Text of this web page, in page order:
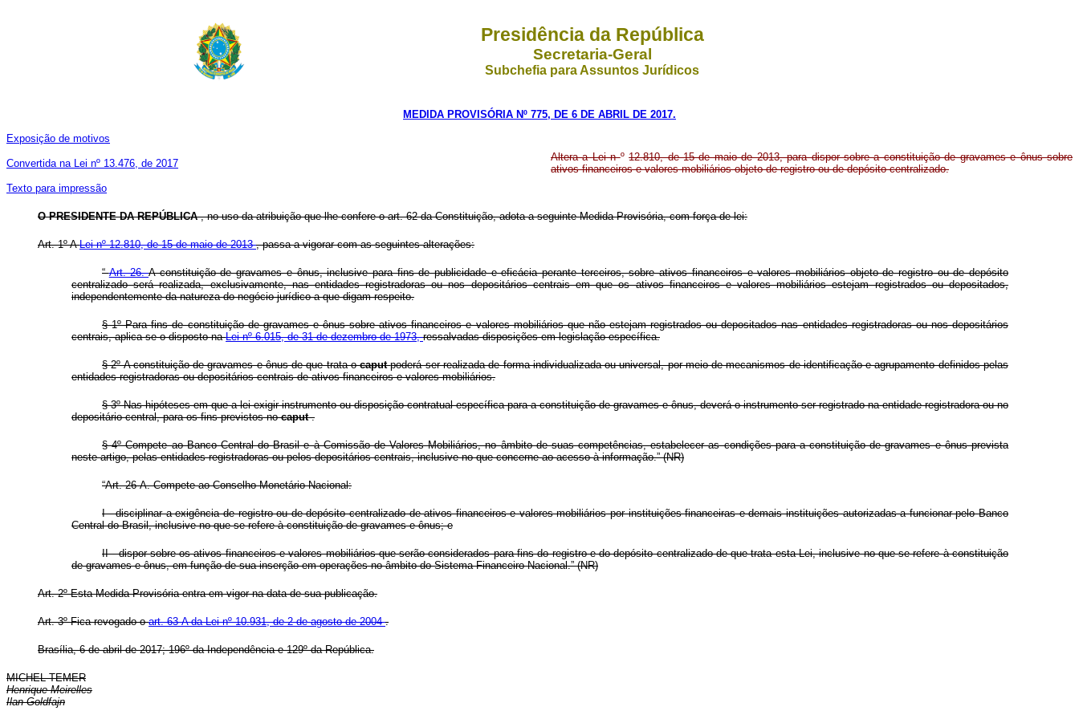
Presidência da República
Secretaria-Geral
Subchefia para Assuntos Jurídicos
MEDIDA PROVISÓRIA Nº 775, DE 6 DE ABRIL DE 2017.
Exposição de motivos
Convertida na Lei nº 13.476, de 2017
Texto para impressão
Altera a Lei nº12.810, de 15 de maio de 2013, para dispor sobre a constituição de gravames e ônus sobre
ativos financeiros e valores mobiliários objeto de registro ou de depósito centralizado.
O PRESIDENTE DA REPÚBLICA, no uso da atribuição que lhe confere o art. 62 da Constituição, adota a seguinte Medida Provisória, com força de lei:
Art. 1º ALei nº 12.810, de 15 de maio de 2013, passa a vigorar com as seguintes alterações:
“Art. 26.A constituição de gravames e ônus, inclusive para fins de publicidade e eficácia perante terceiros, sobre ativos financeiros e valores mobiliários objeto de registro ou de depósito
centralizado será realizada, exclusivamente, nas entidades registradoras ou nos depositários centrais em que os ativos financeiros e valores mobiliários estejam registrados ou depositados,
independentemente da natureza do negócio jurídico a que digam respeito.
§ 1º Para fins de constituição de gravames e ônus sobre ativos financeiros e valores mobiliários que não estejam registrados ou depositados nas entidades registradoras ou nos depositários
centrais, aplica-se o disposto naLei nº 6.015, de 31 de dezembro de 1973,ressalvadas disposições em legislação específica.
§ 2º A constituição de gravames e ônus de que trata ocaputpoderá ser realizada de forma individualizada ou universal, por meio de mecanismos de identificação e agrupamento definidos pelas
entidades registradoras ou depositários centrais de ativos financeiros e valores mobiliários.
§ 3º Nas hipóteses em que a lei exigir instrumento ou disposição contratual específica para a constituição de gravames e ônus, deverá o instrumento ser registrado na entidade registradora ou no
depositário central, para os fins previstos nocaput.
§ 4º Compete ao Banco Central do Brasil e à Comissão de Valores Mobiliários, no âmbito de suas competências, estabelecer as condições para a constituição de gravames e ônus prevista
neste artigo, pelas entidades registradoras ou pelos depositários centrais, inclusive no que concerne ao acesso à informação.” (NR)
“Art. 26-A. Compete ao Conselho Monetário Nacional:
I - disciplinar a exigência de registro ou de depósito centralizado de ativos financeiros e valores mobiliários por instituições financeiras e demais instituições autorizadas a funcionar pelo Banco
Central do Brasil, inclusive no que se refere à constituição de gravames e ônus; e
II - dispor sobre os ativos financeiros e valores mobiliários que serão considerados para fins do registro e do depósito centralizado de que trata esta Lei, inclusive no que se refere à constituição
de gravames e ônus, em função de sua inserção em operações no âmbito do Sistema Financeiro Nacional.” (NR)
Art. 2º Esta Medida Provisória entra em vigor na data de sua publicação.
Art. 3º Fica revogado oart. 63-A da Lei nº 10.931, de 2 de agosto de 2004.
Brasília, 6 de abril de 2017; 196º da Independência e 129º da República.
MICHEL TEMER
Henrique Meirelles
Ilan Goldfajn